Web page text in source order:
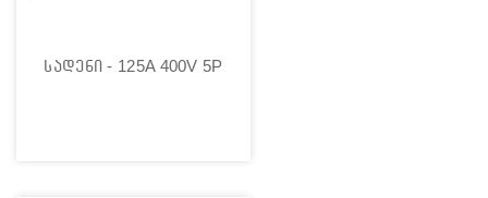
სადენი - 125A 400V 5P